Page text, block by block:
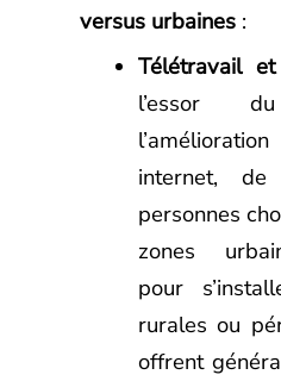
versus urbaines :
Télétravail
l’essor
internet,
personnes
zones
pour
rurales ou
offrent